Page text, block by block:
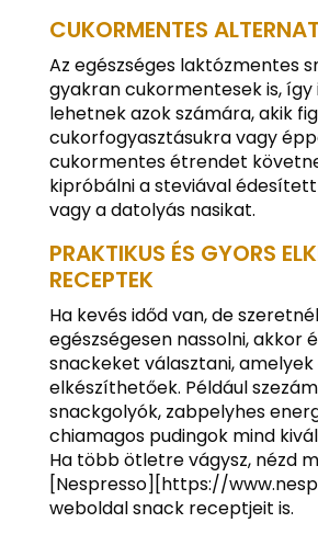
CUKORMENTES
Az egészséges laktózmentes
gyakran cukormentesek is, így
lehetnek azok számára, akik
cukorfogyasztásukra vagy
cukormentes étrendet
kipróbálni a steviával
vagy a datolyás nasikat.
PRAKTIKUS ÉS GYORS
RECEPTEK
Ha kevés időd van, de szeretnél
egészségesen nassolni, akkor
snackeket választani,
elkészíthetőek. Például
snackgolyók, zabpelyhes
chiamagos pudingok mind
Ha több ötletre vágysz, nézd
[Nespresso][https://
weboldal snack receptjeit is.